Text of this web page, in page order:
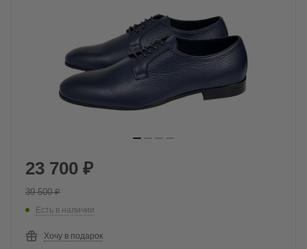
23 700 ₽
39 500₽
Есть в наличии
Хочу в подарок